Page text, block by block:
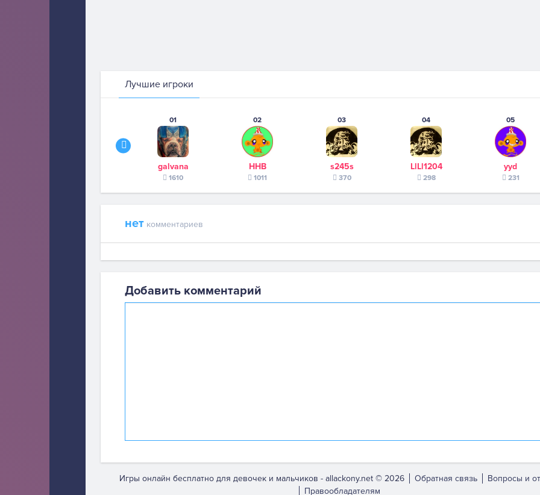
Лучшие игроки
01
galvana
1610
02
ННВ
1011
03
s245s
370
04
LlLl1204
298
05
yyd
231
нет комментариев
Добавить комментарий
Игры онлайн бесплатно для девочек и мальчиков - allackony.net © 2026 Обратная связь
Вопросы и
Правообладателям